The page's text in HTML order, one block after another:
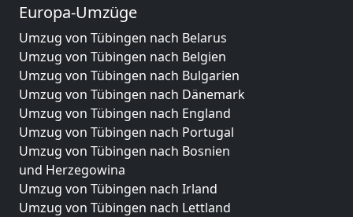
Europa-Umzüge
Umzug von Tübingen nach Belarus
Umzug von Tübingen nach Belgien
Umzug von Tübingen nach Bulgarien
Umzug von Tübingen nach Dänemark
Umzug von Tübingen nach England
Umzug von Tübingen nach Portugal
Umzug von Tübingen nach Bosnien
und Herzegowina
Umzug von Tübingen nach Irland
Umzug von Tübingen nach Lettland